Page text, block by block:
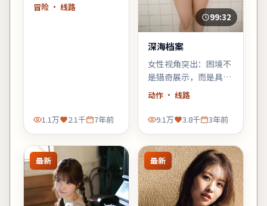
戴耳机或好音响观看。
冒险· 线路
1.1万 2.1千 7年前
99:32
深海档案
女性视角突出：困境不
是猎奇展示，而是具体
而微的生存策略；结尾
动作 · 线路
9.1万 3.8千 3年前
最新 最新